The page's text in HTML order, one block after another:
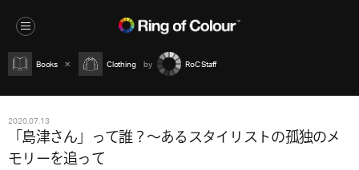
Books Clothing RoC Staff
2020.07.13
「島津さん」って誰？～あるスタイリストの孤独のメ
モリーを追って